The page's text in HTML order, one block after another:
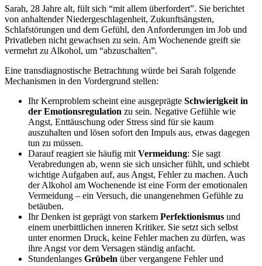
Sarah, 28 Jahre alt, fült sich “mit allem überfordert”. Sie berichtet
von anhaltender Niedergeschlagenheit, Zukunftsängsten,
Schlafstörungen und dem Gefühl, den Anforderungen im Job und
Privatleben nicht gewachsen zu sein. Am Wochenende greift sie
vermehrt zu Alkohol, um “abzuschalten”.
Eine transdiagnostische Betrachtung würde bei Sarah folgende
Mechanismen in den Vordergrund stellen:
Ihr Kernproblem scheint eine ausgeprägte Schwierigkeit in
der Emotionsregulation zu sein. Negative Gefühle wie
Angst, Enttäuschung oder Stress sind für sie kaum
auszuhalten und lösen sofort den Impuls aus, etwas dagegen
tun zu müssen.
Darauf reagiert sie häufig mit Vermeidung: Sie sagt
Verabredungen ab, wenn sie sich unsicher fühlt, und schiebt
wichtige Aufgaben auf, aus Angst, Fehler zu machen. Auch
der Alkohol am Wochenende ist eine Form der emotionalen
Vermeidung – ein Versuch, die unangenehmen Gefühle zu
betäuben.
Ihr Denken ist geprägt von starkem Perfektionismus und
einem unerbittlichen inneren Kritiker. Sie setzt sich selbst
unter enormen Druck, keine Fehler machen zu dürfen, was
ihre Angst vor dem Versagen ständig anfacht.
Stundenlanges Grübeln über vergangene Fehler und